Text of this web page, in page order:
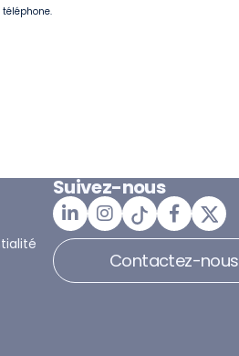
Suivez-nous
Contactez-nous